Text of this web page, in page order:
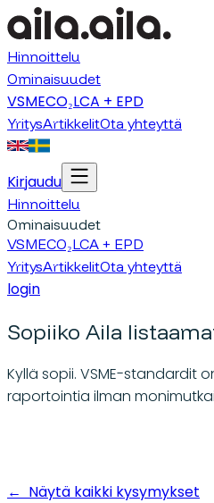
Hinnoittelu
Ominaisuudet
VSMECO₂LCA + EPD
YritysArtikkelitOta yhteyttä
Kirjaudu
Hinnoittelu
Ominaisuudet
VSMECO₂LCA + EPD
YritysArtikkelitOta yhteyttä
login
Sopiiko Aila
Kyllä sopii. VSME-standardit
raportointia ilman
← Näytä kaikki kysymykset